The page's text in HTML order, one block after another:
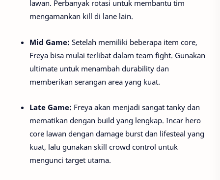
lawan. Perbanyak rotasi untuk membantu tim
mengamankan kill di lane lain.
Mid Game: Setelah memiliki beberapa item core,
Freya bisa mulai terlibat dalam team fight. Gunakan
ultimate untuk menambah durability dan
memberikan serangan area yang kuat.
Late Game: Freya akan menjadi sangat tanky dan
mematikan dengan build yang lengkap. Incar hero
core lawan dengan damage burst dan lifesteal yang
kuat, lalu gunakan skill crowd control untuk
mengunci target utama.